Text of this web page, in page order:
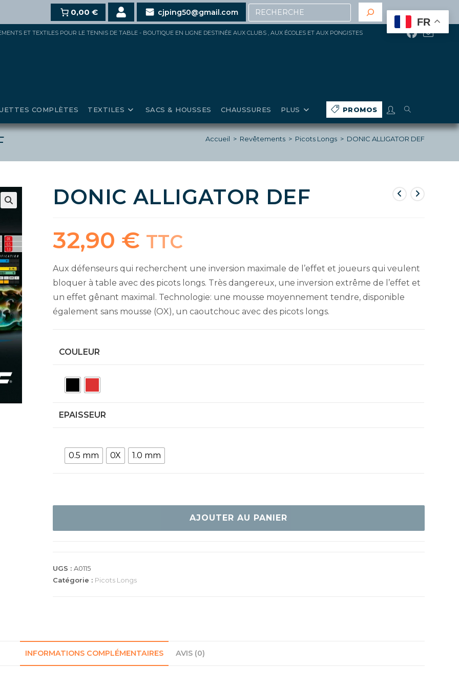
15%pour 150€ et jusqu’à20%au-delà de 200€ d’achat(hors gros matériels, réduction,
0,00 € cjping50@gmail.com Recherche
ET TEXTILES POUR LE TENNIS DE TABLE - BOUTIQUE EN LIGNE DESTINÉE AUX CLUBS , AUX ÉCOLES ET AUX PONGISTES
COMPLÈTES TEXTILES SACS & HOUSSES CHAUSSURES PLUS PROMOS
TOGGLE
WEBSITE
SEARCH
Accueil > Revêtements > Picots Longs > DONIC ALLIGATOR DEF
DONIC ALLIGATOR DEF
32,90 € TTC
Aux défenseurs qui recherchent une inversion maximale de l’effet et joueurs qui veulent
bloquer à table avec des picots longs. Très dangereux, une inversion extrême de l’effet et
un effet gênant maximal. Technologie: une mousse moyennement tendre, disponible
également sans mousse (OX), un caoutchouc avec des picots longs.
COULEUR
EPAISSEUR
0.5 mm 0X 1.0 mm
quantité
DONIC
AJOUTER AU PANIER
UGS :A0115
Catégorie : Picots Longs
INFORMATIONS COMPLÉMENTAIRES AVIS (0)
FR